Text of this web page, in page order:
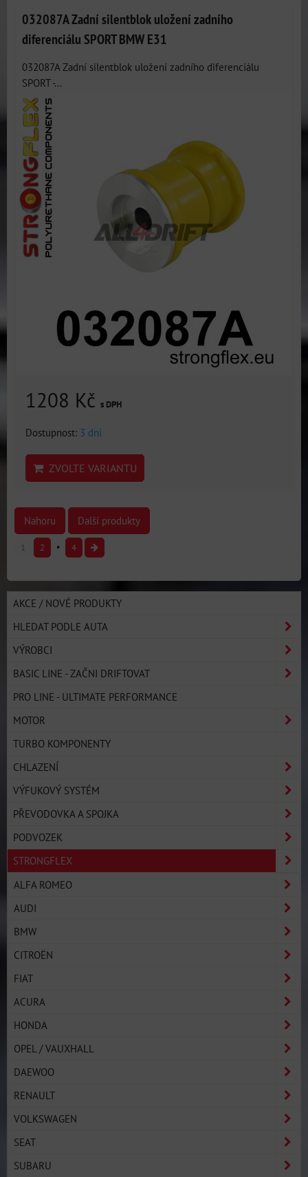
032087A Zadní silentblok uložení zadního
diferenciálu SPORT BMW E31
032087A Zadní silentblok uložení zadního diferenciálu
SPORT -...
1208 Kč s DPH
Dostupnost: 3 dni
ZVOLTE VARIANTU
Nahoru Další produkty
1 2 4
AKCE / NOVÉ PRODUKTY
HLEDAT PODLE AUTA
VÝROBCI
BASIC LINE - ZAČNI DRIFTOVAT
PRO LINE - ULTIMATE PERFORMANCE
MOTOR
TURBO KOMPONENTY
CHLAZENÍ
VÝFUKOVÝ SYSTÉM
PŘEVODOVKA A SPOJKA
PODVOZEK
STRONGFLEX
ALFA ROMEO
AUDI
BMW
CITROËN
FIAT
ACURA
HONDA
OPEL / VAUXHALL
DAEWOO
RENAULT
VOLKSWAGEN
SEAT
SUBARU